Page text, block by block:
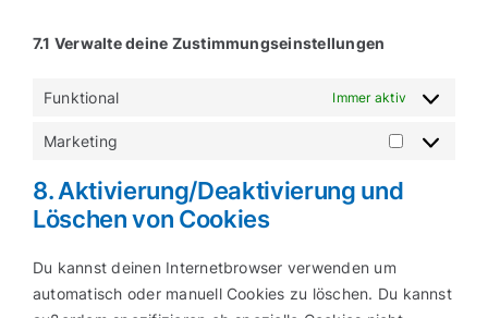
7.1 Verwalte deine Zustimmungseinstellungen
Funktional Immer aktiv
Marketing
Marketing
8. Aktivierung/Deaktivierung und
Löschen von Cookies
Du kannst deinen Internetbrowser verwenden um
automatisch oder manuell Cookies zu löschen. Du kannst